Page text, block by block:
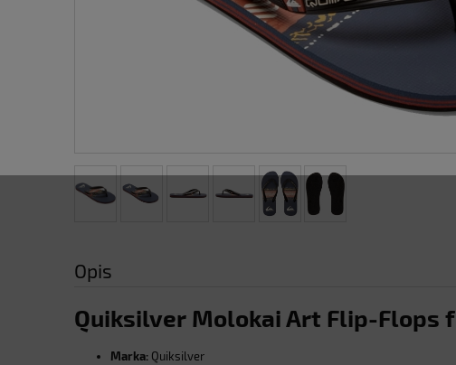
Opis
Quiksilver Molokai Art Flip-Flops
Marka: Quiksilver